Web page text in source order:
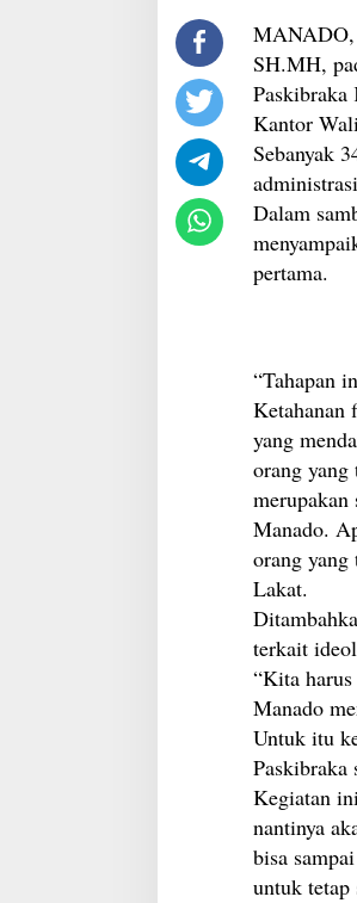
MANADO,
SH.MH,
Paskibraka
Kantor
Sebanyak
Dalam
pertama.
“Tahapan
Ketahanan
yang
orang
Manado.
orang
Lakat.
terkait
“Kita
Manado
Untuk itu
Paskibraka
Kegiatan
nantinya
bisa
untuk tetap